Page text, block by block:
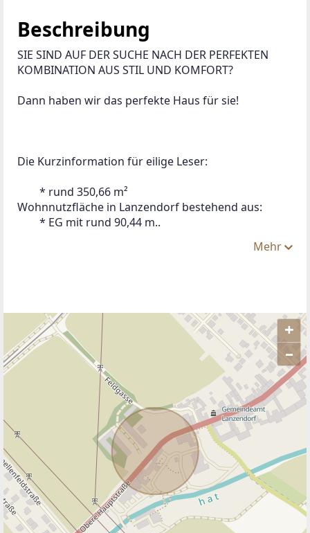
Beschreibung
SIE SIND AUF DER SUCHE NACH DER PERFEKTEN
KOMBINATION AUS STIL UND KOMFORT?
Dann haben wir das perfekte Haus für sie!
Die Kurzinformation für eilige Leser:
Wohnnutzfläche in Lanzendorf bestehend aus:
* EG mit rund 90,44 m..
Mehr
+
–
ANBIETER KONTAKTIEREN